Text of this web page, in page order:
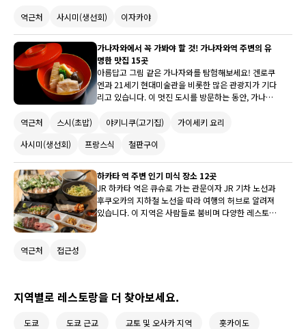
역근처
사시미(생선회) 이자카야
가나자와에서 꼭 가봐야 할 것! 가나자와역 주변의 유
명한 맛집 15곳
아름답고 그림 같은 가나자와를 탐험해보세요! 겐로쿠
엔과 21세기 현대미술관을 비롯한 많은 관광지가 기다
리고 있습니다. 이 멋진 도시를 방문하는 동안, 가나자
세요.
역근처 스시(초밥) 야키니쿠(고기집)
가이세키 요리
사시미(생선회)
프랑스식 철판구이
하카타 역 주변 인기 미식 장소 12곳
JR 하카타 역은 큐슈로 가는 관문이자 JR 기차 노선과
후쿠오카의 지하철 노선을 따라 여행의 허브로 알려져
있습니다. 이 지역은 사람들로 붐비며 다양한 레스토랑
역근처 접근성
지역별로 레스토랑을 더 찾아보세요.
도쿄 도쿄 근교 교토 및 오사카 지역 홋카이도